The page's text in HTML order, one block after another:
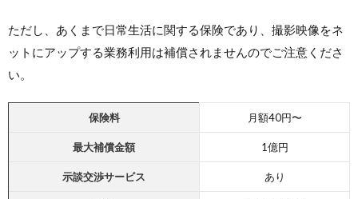
ただし、あくまで日常生活に関する保険であり、撮影映像をネ
ットにアップする業務利用は補償されませんのでご注意くださ
い。
保険料 月額40円〜
最大補償金額 1億円
示談交渉サービス あり